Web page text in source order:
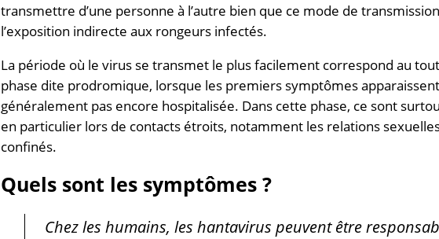
transmettre d’une personne à l’autre bien que ce mode de
l’exposition indirecte aux rongeurs infectés.
La période où le virus se transmet le plus facilement correspond au
phase dite prodromique, lorsque les premiers symptômes
généralement pas encore hospitalisée. Dans cette phase, ce sont
en particulier lors de contacts étroits, notamment les relations
confinés.
Quels sont les symptômes ?
Chez les humains, les hantavirus peuvent être